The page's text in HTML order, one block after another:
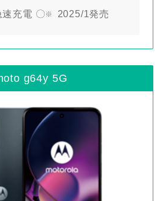
速充電 〇 2025/1発売
g64y 5G